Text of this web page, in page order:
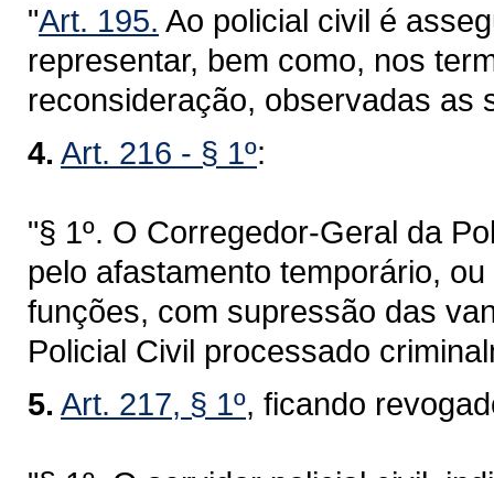
"Art. 195. Ao policial civil é
representar, bem como, nos
reconsideração, observadas as
4. Art. 216 - § 1º:
"§ 1º. O Corregedor-Geral da
pelo afastamento temporário,
funções, com supressão das
Policial Civil processado
5. Art. 217, § 1º, ficando